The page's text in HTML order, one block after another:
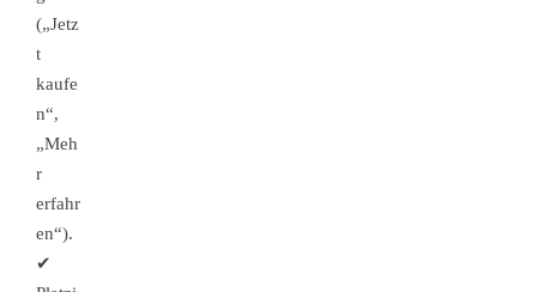
(„Jetz
t
kaufe
n“,
„Meh
r
erfahr
en“).
✔